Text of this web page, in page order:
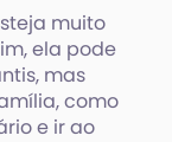
muito
ela pode
mas
como
e ir ao